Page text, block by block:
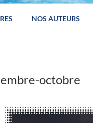
NOS AUTEURS
octobre